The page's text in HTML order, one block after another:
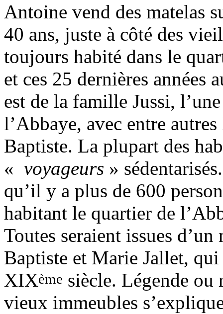
Antoine vend des matelas
40 ans, juste à côté des
toujours habité dans le
et ces 25 dernières
est de la famille Jussi,
l’Abbaye, avec entre
Baptiste. La plupart des
« voyageurs »
qu’il y a plus de 600
habitant le quartier de
Toutes seraient issues
Baptiste et Marie Jallet,
XIXème siècle. Légende ou
vieux immeubles